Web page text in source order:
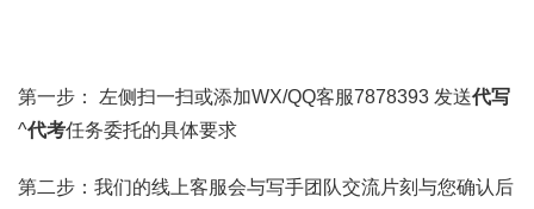
第一步： 左侧扫一扫或添加WX/QQ客服7878393 发送代写
^代考任务委托的具体要求
第二步：我们的线上客服会与写手团队交流片刻与您确认后